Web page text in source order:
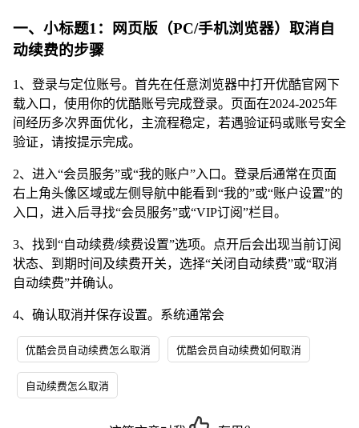
一、小标题1：网页版（PC/手机浏览器）取消自
动续费的步骤
1、登录与定位账号。首先在任意浏览器中打开优酷官网下
载入口，使用你的优酷账号完成登录。页面在2024-2025年
间经历多次界面优化，主流程稳定，若遇验证码或账号安全
验证，请按提示完成。
2、进入“会员服务”或“我的账户”入口。登录后通常在页面
右上角头像区域或左侧导航中能看到“我的”或“账户设置”的
入口，进入后寻找“会员服务”或“VIP订阅”栏目。
3、找到“自动续费/续费设置”选项。点开后会出现当前订阅
状态、到期时间及续费开关，选择“关闭自动续费”或“取消
自动续费”并确认。
4、确认取消并保存设置。系统通常会
优酷会员自动续费怎么取消 优酷会员自动续费如何取消
自动续费怎么取消